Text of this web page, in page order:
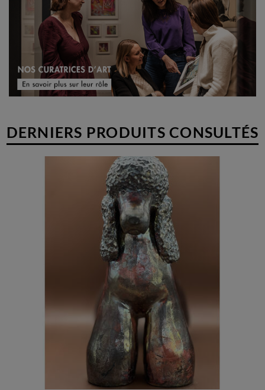
Clarisse poursuit son apprentissage en effectuant un stage d'un an
dans l'atelier d'un sculpteur ornementaliste Meilleur Ouvrier de
France, puis travaille durant quelques années dans une menuiserie
drômoise.
DERNIERS PRODUITS CONSULTÉS